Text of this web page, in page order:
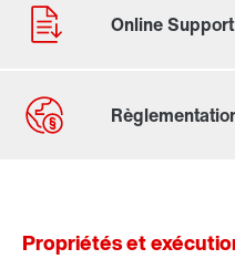
Adresses dans le
Propriétés et